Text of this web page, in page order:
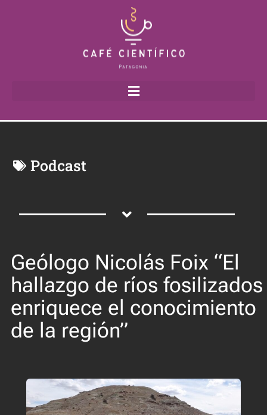
Podcast
Geólogo Nicolás Foix “El
hallazgo de ríos fosilizados
enriquece el conocimiento
de la región”